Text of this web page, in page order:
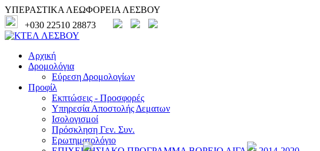
ΥΠΕΡΑΣΤΙΚΑ ΛΕΩΦΟΡΕΙΑ ΛΕΣΒΟΥ
+030 22510 28873
Αρχική
Δρομολόγια
Εύρεση Δρομολογίων
Προφίλ
Εκπτώσεις - Προσφορές
Υπηρεσία Αποστολής Δεματων
Ισολογισμοί
Πρόσκληση Γεν. Συν.
Ερωτηματολόγιο